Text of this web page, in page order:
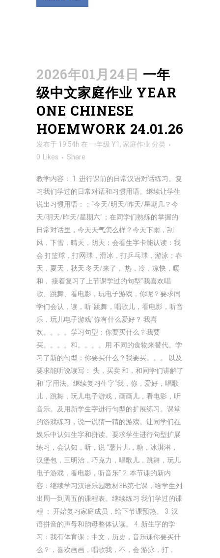
2026年01月24日 一年
级中文家庭作业 YEAR
ONE CHINESE
HOEMWORK 24.01.26
发布于 19:54h 在 一年级 Y1 , 家庭作业 分类
0
Likes Share
教学内容： 1. 进行课前的日常汉语对话练习。复
习我们学过的日常对话和习惯用语。继续让学生
说出习惯用语：；“今天/明天/昨天/星期几？今
天/明天/昨天/星期六”；在同学们熟练的掌握的
日常对话里，今天天气怎么样？今天下雨，刮
风，下雪，晴天，阴天；会看生字卡能认读：我
会 打篮球，打网球，滑冰，打乒乓球，游泳；春
天，夏天，秋天 冬天/来了， 热，冷，凉快，暖
和， 接着复习了上节课学过的句型“我喜欢唱
歌、跳舞、看电影，玩电子游戏，你呢？要求同
学们会认，读，听“跳舞，唱歌儿，看电影，听音
乐，玩儿电子游戏”你有什么爱好？ 我喜
欢。。。。学习句型：你要买什么？我要
买。。。。和。。。。用 不同的食物来替代。学
习了新的句型：你要买什么？我要买。。。 以及
要求能听说读写： 头，买卖 和，和同学们讲解了
和“字用法。继续复习生字“我，你，爱好，唱歌
儿，跳舞，玩儿电子游戏，画画儿，看电影，听
音乐。及用新学生字进行句型的扩展练习。课堂
的游戏练习，说一说猜一猜的游戏。让同学们在
娱乐中认知生字和拼读。要求学生进行句型扩展
练习，会认知，听，说 “薯片儿，糖，冰淇淋，
汉堡包，三明治，巧克力，唱歌儿，跳舞，玩儿
电子游戏，看电影，听音乐” 2. 本节课的新内
容：继续学习汉语乐园教材3B第七课，给学生列
出周一到周五的课程表。继续练习 我们学过的课
程 ； 开始复习家庭成员，给下节课预热。 3. 汉
语拼音的声母和韵母整体认读。 4. 新生字的学
习：我有体育课；中文，历史，音乐课你要买什
么？，喜欢画画，唱歌我，不，会 游泳，打，